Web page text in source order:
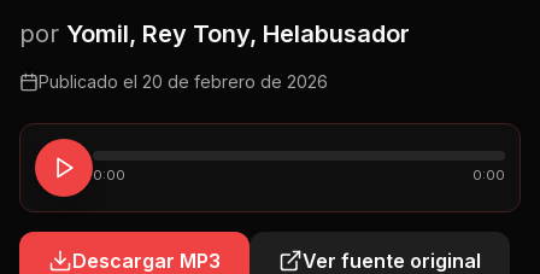
por Yomil, Rey Tony, Helabusador
Publicado el 20 de febrero de 2026
0:00 0:00
Descargar MP3 Ver fuente original